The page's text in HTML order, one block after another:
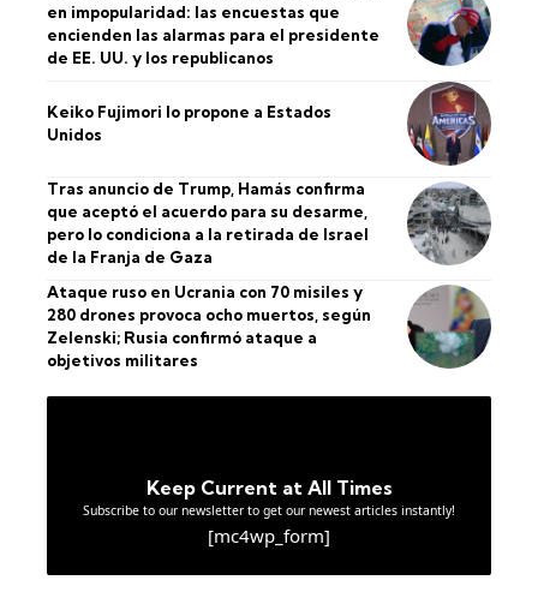
en impopularidad: las encuestas que
encienden las alarmas para el presidente
de EE. UU. y los republicanos
Keiko Fujimori lo propone a Estados
Unidos
Tras anuncio de Trump, Hamás confirma
que aceptó el acuerdo para su desarme,
pero lo condiciona a la retirada de Israel
de la Franja de Gaza
Ataque ruso en Ucrania con 70 misiles y
280 drones provoca ocho muertos, según
Zelenski; Rusia confirmó ataque a
objetivos militares
Keep Current at All Times
Subscribe to our newsletter to get our newest articles instantly!
[mc4wp_form]